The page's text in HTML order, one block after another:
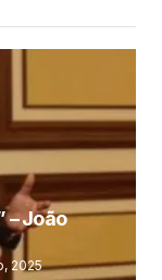
– João
2025